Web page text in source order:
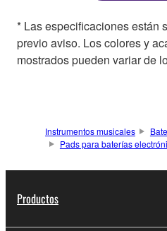
* Las especificaciones están
previo aviso. Los colores y
mostrados pueden variar de
Instrumentos musicales
Pads para baterías
Productos